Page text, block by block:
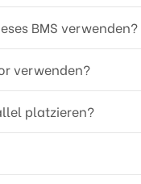
BMS verwenden?
verwenden?
platzieren?